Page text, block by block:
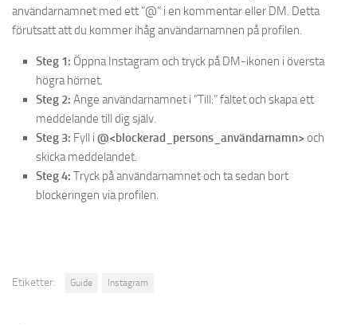
användarnamnet med ett ”@” i en kommentar eller DM. Detta
förutsatt att du kommer ihåg användarnamnen på profilen.
Steg 1: Öppna Instagram och tryck på DM-ikonen i översta
högra hörnet.
Steg 2: Ange användarnamnet i ”Till:” fältet och skapa ett
meddelande till dig själv.
Steg 3: Fyll i @<blockerad_persons_användarnamn>och
skicka meddelandet.
Steg 4: Tryck på användarnamnet och ta sedan bort
blockeringen via profilen.
Etiketter: Guide Instagram